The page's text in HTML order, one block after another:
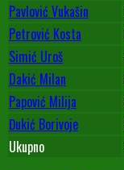
Pavlović Vukašin
Petrović Kosta
Simić Uroš
Dakić Milan
Papović Milija
Đukić Borivoje
Ukupno